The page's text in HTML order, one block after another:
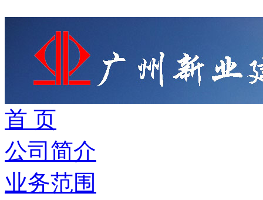
首 页
公司简介
业务范围